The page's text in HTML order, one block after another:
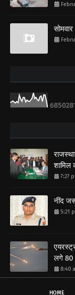
685028
शामिल
7:27
नींद
5:21
लगे 80
8:40
HOME